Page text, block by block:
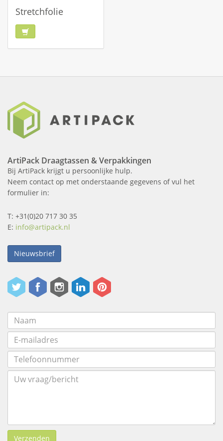
Stretchfolie
ArtiPack Draagtassen & Verpakkingen
Bij ArtiPack krijgt u persoonlijke hulp.
Neem contact op met onderstaande gegevens of vul het
formulier in:
T: +31(0)20 717 30 35
E: info@artipack.nl
Nieuwsbrief
Verzenden